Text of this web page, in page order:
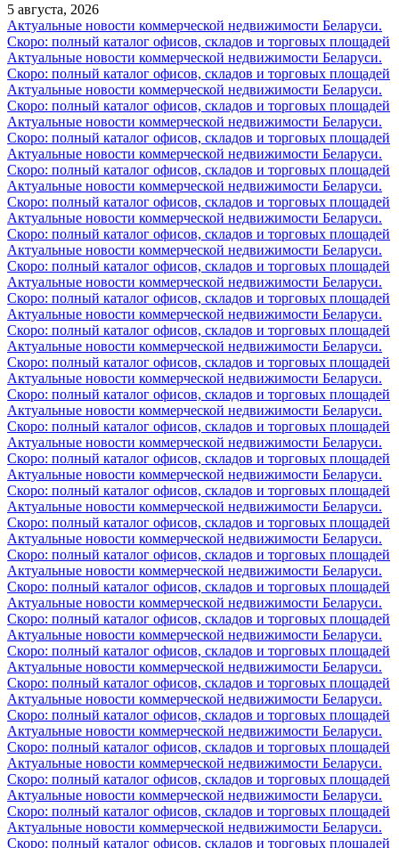
5 августа, 2026
Актуальные новости коммерческой недвижимости Беларуси.
Скоро: полный каталог офисов, складов и торговых площадей
Актуальные новости коммерческой недвижимости Беларуси.
Скоро: полный каталог офисов, складов и торговых площадей
Актуальные новости коммерческой недвижимости Беларуси.
Скоро: полный каталог офисов, складов и торговых площадей
Актуальные новости коммерческой недвижимости Беларуси.
Скоро: полный каталог офисов, складов и торговых площадей
Актуальные новости коммерческой недвижимости Беларуси.
Скоро: полный каталог офисов, складов и торговых площадей
Актуальные новости коммерческой недвижимости Беларуси.
Скоро: полный каталог офисов, складов и торговых площадей
Актуальные новости коммерческой недвижимости Беларуси.
Скоро: полный каталог офисов, складов и торговых площадей
Актуальные новости коммерческой недвижимости Беларуси.
Скоро: полный каталог офисов, складов и торговых площадей
Актуальные новости коммерческой недвижимости Беларуси.
Скоро: полный каталог офисов, складов и торговых площадей
Актуальные новости коммерческой недвижимости Беларуси.
Скоро: полный каталог офисов, складов и торговых площадей
Актуальные новости коммерческой недвижимости Беларуси.
Скоро: полный каталог офисов, складов и торговых площадей
Актуальные новости коммерческой недвижимости Беларуси.
Скоро: полный каталог офисов, складов и торговых площадей
Актуальные новости коммерческой недвижимости Беларуси.
Скоро: полный каталог офисов, складов и торговых площадей
Актуальные новости коммерческой недвижимости Беларуси.
Скоро: полный каталог офисов, складов и торговых площадей
Актуальные новости коммерческой недвижимости Беларуси.
Скоро: полный каталог офисов, складов и торговых площадей
Актуальные новости коммерческой недвижимости Беларуси.
Скоро: полный каталог офисов, складов и торговых площадей
Актуальные новости коммерческой недвижимости Беларуси.
Скоро: полный каталог офисов, складов и торговых площадей
Актуальные новости коммерческой недвижимости Беларуси.
Скоро: полный каталог офисов, складов и торговых площадей
Актуальные новости коммерческой недвижимости Беларуси.
Скоро: полный каталог офисов, складов и торговых площадей
Актуальные новости коммерческой недвижимости Беларуси.
Скоро: полный каталог офисов, складов и торговых площадей
Актуальные новости коммерческой недвижимости Беларуси.
Скоро: полный каталог офисов, складов и торговых площадей
Актуальные новости коммерческой недвижимости Беларуси.
Скоро: полный каталог офисов, складов и торговых площадей
Актуальные новости коммерческой недвижимости Беларуси.
Скоро: полный каталог офисов, складов и торговых площадей
Актуальные новости коммерческой недвижимости Беларуси.
Скоро: полный каталог офисов, складов и торговых площадей
Актуальные новости коммерческой недвижимости Беларуси.
Скоро: полный каталог офисов, складов и торговых площадей
Актуальные новости коммерческой недвижимости Беларуси.
Скоро: полный каталог офисов, складов и торговых площадей